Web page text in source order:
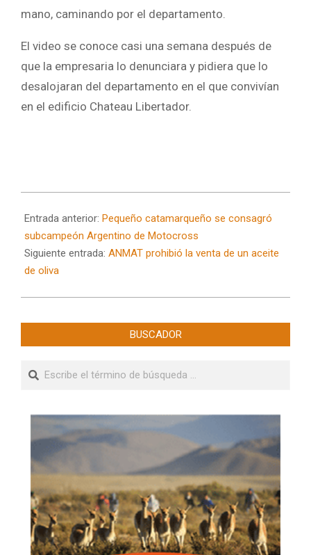
mano, caminando por el departamento.
El video se conoce casi una semana después de
que la empresaria lo denunciara y pidiera que lo
desalojaran del departamento en el que convivían
en el edificio Chateau Libertador.
11-
21
Entrada anterior: Pequeño catamarqueño se consagró
subcampeón Argentino de Motocross
Siguiente entrada: ANMAT prohibió la venta de un aceite
de oliva
BUSCADOR
Buscar